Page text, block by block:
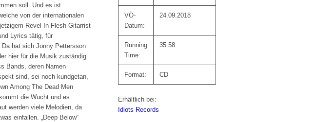
soll. Und es ist
von der internationalen
Revel In Flesh Gitarrist
Lyrics tätig, für
hat sich Jonny Pettersson
hier für die Musik zuständig
Bands, deren Namen
sind, sei noch kundgetan,
Among The Dead Men
die Wucht und es
werden viele Melodien, da
einfallen. „Deep Below“
VÖ-
Datum:
24.09.2018
Running
Time:
35:58
Format: CD
Erhältlich bei:
Idiots Records